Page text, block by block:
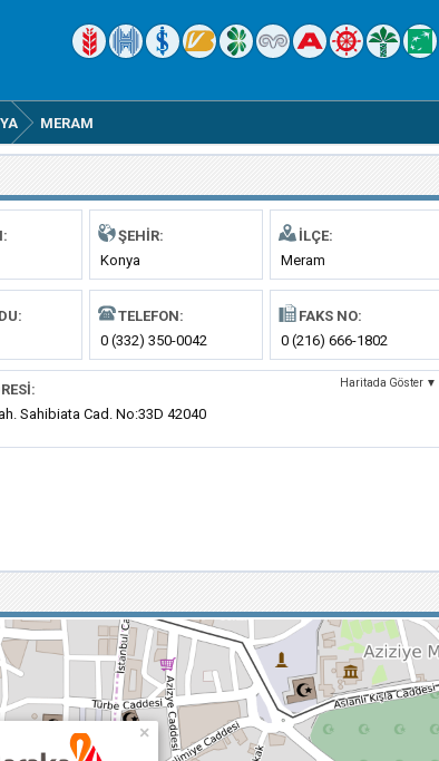
MERAM
ŞEHIR:
Konya
İLÇE:
Meram
TELEFON:
0 (332) 350-0042
FAKS NO:
0 (216) 666-1802
Haritada Göster ▼
Sahibiata Cad. No:33D 42040
×